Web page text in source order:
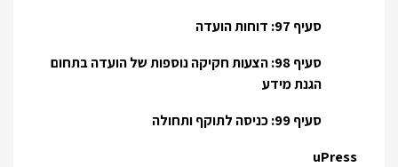
סעיף 97: דוחות הועדה
סעיף 98: הצעות חקיקה נוספות של הועדה בתחום
הגנת מידע
סעיף 99: כניסה לתוקף ותחולה
uPress